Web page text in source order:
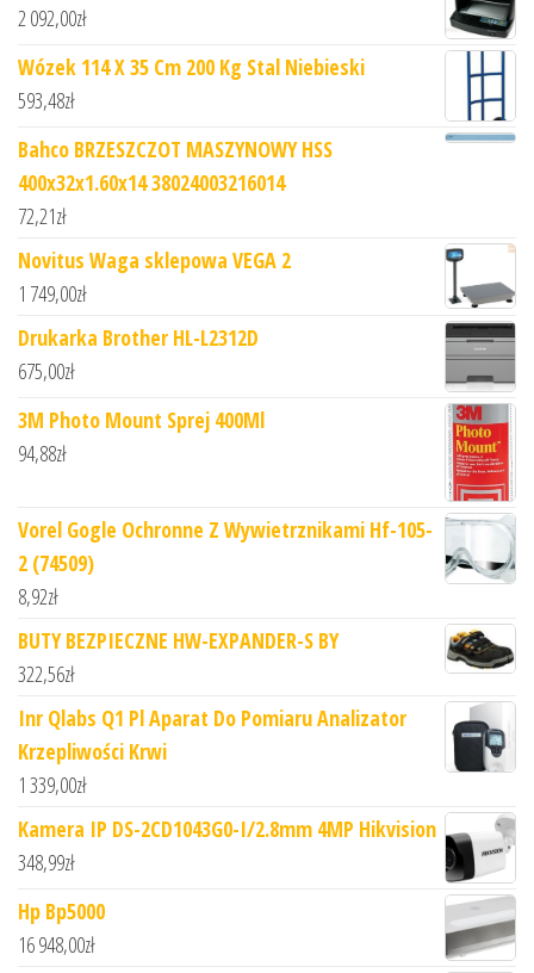
2 092,00zł
Wózek 114 X 35 Cm 200 Kg Stal Niebieski
593,48zł
Bahco BRZESZCZOT MASZYNOWY HSS
400x32x1.60x14 38024003216014
72,21zł
Novitus Waga sklepowa VEGA 2
1 749,00zł
Drukarka Brother HL-L2312D
675,00zł
3M Photo Mount Sprej 400Ml
94,88zł
Vorel Gogle Ochronne Z Wywietrznikami Hf-105-
2 (74509)
8,92zł
BUTY BEZPIECZNE HW-EXPANDER-S BY
322,56zł
Inr Qlabs Q1 Pl Aparat Do Pomiaru Analizator
Krzepliwości Krwi
1 339,00zł
Kamera IP DS-2CD1043G0-I/2.8mm 4MP Hikvision
348,99zł
Hp Bp5000
16 948,00zł